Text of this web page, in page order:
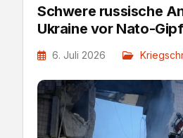
Schwere russische
Ukraine vor Nato-
6. Juli 2026